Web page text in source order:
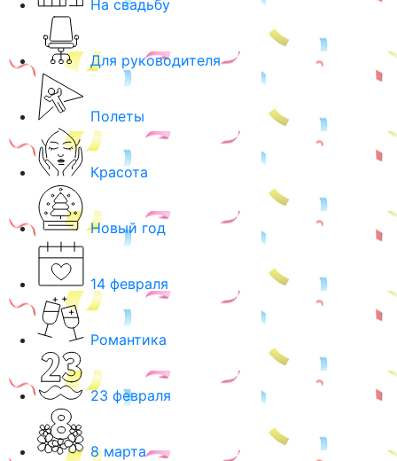
На свадьбу
Для руководителя
Полеты
Красота
Новый год
14 февраля
Романтика
23 февраля
8 марта